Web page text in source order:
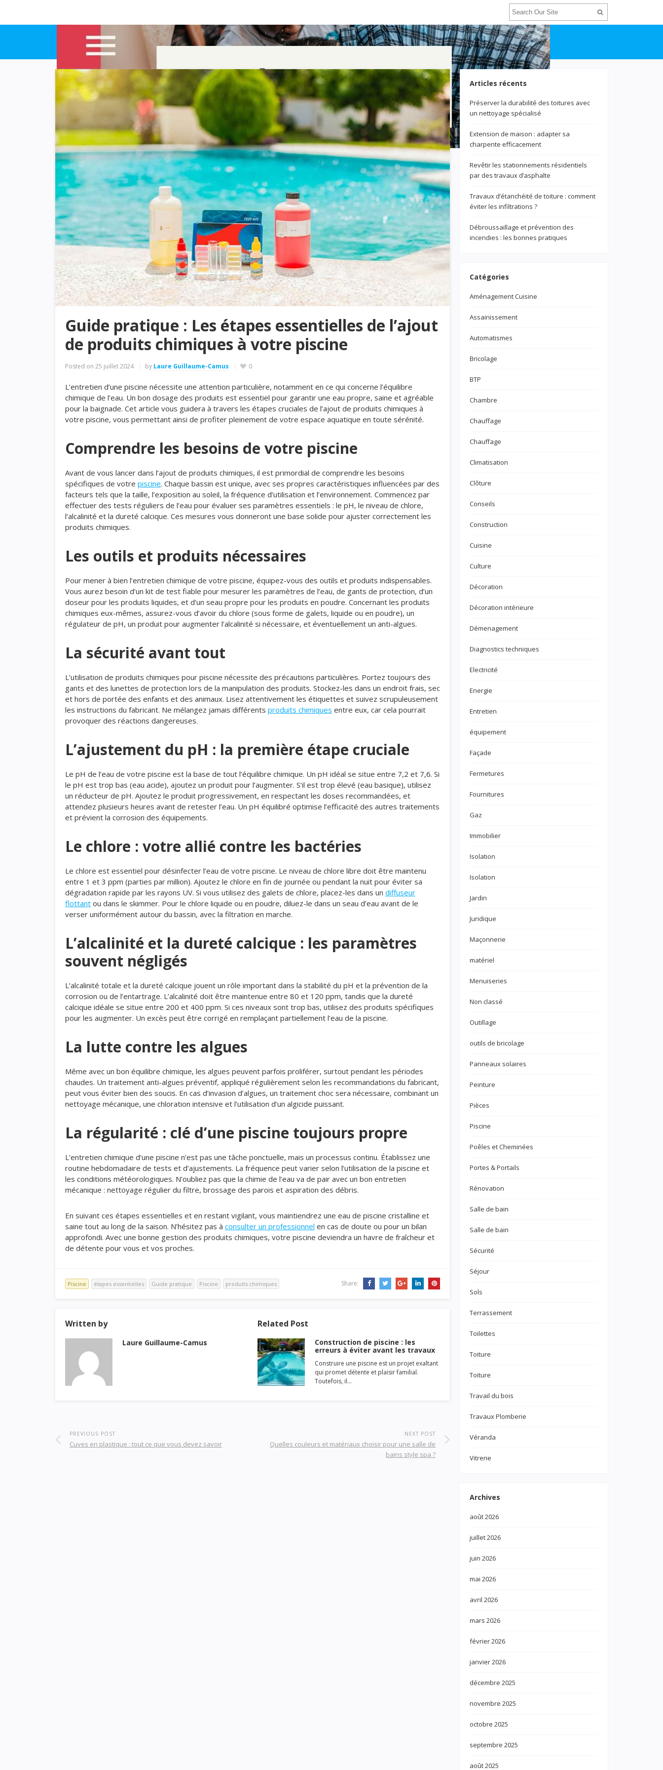
Guide pratique : Les étapes essentielles de l’ajout
de produits chimiques à votre piscine
Posted on 25 juillet 2024 by Laure Guillaume-Camus 0
L’entretien d’une piscine nécessite une attention particulière, notamment en ce qui concerne l’équilibre
chimique de l’eau. Un bon dosage des produits est essentiel pour garantir une eau propre, saine et agréable
pour la baignade. Cet article vous guidera à travers les étapes cruciales de l’ajout de produits chimiques à
votre piscine, vous permettant ainsi de profiter pleinement de votre espace aquatique en toute sérénité.
Comprendre les besoins de votre piscine
Avant de vous lancer dans l’ajout de produits chimiques, il est primordial de comprendre les besoins
spécifiques de votre piscine. Chaque bassin est unique, avec ses propres caractéristiques influencées par des
facteurs tels que la taille, l’exposition au soleil, la fréquence d’utilisation et l’environnement. Commencez par
effectuer des tests réguliers de l’eau pour évaluer ses paramètres essentiels : le pH, le niveau de chlore,
l’alcalinité et la dureté calcique. Ces mesures vous donneront une base solide pour ajuster correctement les
produits chimiques.
Les outils et produits nécessaires
Pour mener à bien l’entretien chimique de votre piscine, équipez-vous des outils et produits indispensables.
Vous aurez besoin d’un kit de test fiable pour mesurer les paramètres de l’eau, de gants de protection, d’un
doseur pour les produits liquides, et d’un seau propre pour les produits en poudre. Concernant les produits
chimiques eux-mêmes, assurez-vous d’avoir du chlore (sous forme de galets, liquide ou en poudre), un
régulateur de pH, un produit pour augmenter l’alcalinité si nécessaire, et éventuellement un anti-algues.
La sécurité avant tout
L’utilisation de produits chimiques pour piscine nécessite des précautions particulières. Portez toujours des
gants et des lunettes de protection lors de la manipulation des produits. Stockez-les dans un endroit frais, sec
et hors de portée des enfants et des animaux. Lisez attentivement les étiquettes et suivez scrupuleusement
les instructions du fabricant. Ne mélangez jamais différents produits chimiques entre eux, car cela pourrait
provoquer des réactions dangereuses.
L’ajustement du pH : la première étape cruciale
Le pH de l’eau de votre piscine est la base de tout l’équilibre chimique. Un pH idéal se situe entre 7,2 et 7,6. Si
le pH est trop bas (eau acide), ajoutez un produit pour l’augmenter. S’il est trop élevé (eau basique), utilisez
un réducteur de pH. Ajoutez le produit progressivement, en respectant les doses recommandées, et
attendez plusieurs heures avant de retester l’eau. Un pH équilibré optimise l’efficacité des autres traitements
et prévient la corrosion des équipements.
Le chlore : votre allié contre les bactéries
Le chlore est essentiel pour désinfecter l’eau de votre piscine. Le niveau de chlore libre doit être maintenu
entre 1 et 3 ppm (parties par million). Ajoutez le chlore en fin de journée ou pendant la nuit pour éviter sa
dégradation rapide par les rayons UV. Si vous utilisez des galets de chlore, placez-les dans un diffuseur
flottant ou dans le skimmer. Pour le chlore liquide ou en poudre, diluez-le dans un seau d’eau avant de le
verser uniformément autour du bassin, avec la filtration en marche.
L’alcalinité et la dureté calcique : les paramètres
souvent négligés
L’alcalinité totale et la dureté calcique jouent un rôle important dans la stabilité du pH et la prévention de la
corrosion ou de l’entartrage. L’alcalinité doit être maintenue entre 80 et 120 ppm, tandis que la dureté
calcique idéale se situe entre 200 et 400 ppm. Si ces niveaux sont trop bas, utilisez des produits spécifiques
pour les augmenter. Un excès peut être corrigé en remplaçant partiellement l’eau de la piscine.
La lutte contre les algues
Même avec un bon équilibre chimique, les algues peuvent parfois proliférer, surtout pendant les périodes
chaudes. Un traitement anti-algues préventif, appliqué régulièrement selon les recommandations du fabricant,
peut vous éviter bien des soucis. En cas d’invasion d’algues, un traitement choc sera nécessaire, combinant un
nettoyage mécanique, une chloration intensive et l’utilisation d’un algicide puissant.
La régularité : clé d’une piscine toujours propre
L’entretien chimique d’une piscine n’est pas une tâche ponctuelle, mais un processus continu. Établissez une
routine hebdomadaire de tests et d’ajustements. La fréquence peut varier selon l’utilisation de la piscine et
les conditions météorologiques. N’oubliez pas que la chimie de l’eau va de pair avec un bon entretien
mécanique : nettoyage régulier du filtre, brossage des parois et aspiration des débris.
En suivant ces étapes essentielles et en restant vigilant, vous maintiendrez une eau de piscine cristalline et
saine tout au long de la saison. N’hésitez pas à consulter un professionnel en cas de doute ou pour un bilan
approfondi. Avec une bonne gestion des produits chimiques, votre piscine deviendra un havre de fraîcheur et
de détente pour vous et vos proches.
Piscine étapes essentielles Guide pratique Piscine produits chimiques Share:
Written by
Laure Guillaume-Camus
Related Post
Construction de piscine : les
erreurs à éviter avant les travaux
Construire une piscine est un projet exaltant
qui promet détente et plaisir familial.
Toutefois, il…
PREVIOUS POST
Cuves en plastique : tout ce que vous devez savoir
NEXT POST
Quelles couleurs et matériaux choisir pour une salle de
bains style spa ?
Articles récents
Préserver la durabilité des toitures avec
un nettoyage spécialisé
Extension de maison : adapter sa
charpente efficacement
Revêtir les stationnements résidentiels
par des travaux d’asphalte
Travaux d’étanchéité de toiture : comment
éviter les infiltrations ?
Débroussaillage et prévention des
incendies : les bonnes pratiques
Catégories
Aménagement Cuisine
Assainissement
Automatismes
Bricolage
BTP
Chambre
Chauffage
Chauffage
Climatisation
Clôture
Conseils
Construction
Cuisine
Culture
Décoration
Décoration intérieure
Démenagement
Diagnostics techniques
Electricité
Energie
Entretien
équipement
Façade
Fermetures
Fournitures
Gaz
Immobilier
Isolation
Isolation
Jardin
Juridique
Maçonnerie
matériel
Menuiseries
Non classé
Outillage
outils de bricolage
Panneaux solaires
Peinture
Pièces
Piscine
Poêles et Cheminées
Portes & Portails
Rénovation
Salle de bain
Salle de bain
Sécurité
Séjour
Sols
Terrassement
Toilettes
Toiture
Toiture
Travail du bois
Travaux Plomberie
Véranda
Vitrerie
Archives
août 2026
juillet 2026
juin 2026
mai 2026
avril 2026
mars 2026
février 2026
janvier 2026
décembre 2025
novembre 2025
octobre 2025
septembre 2025
août 2025